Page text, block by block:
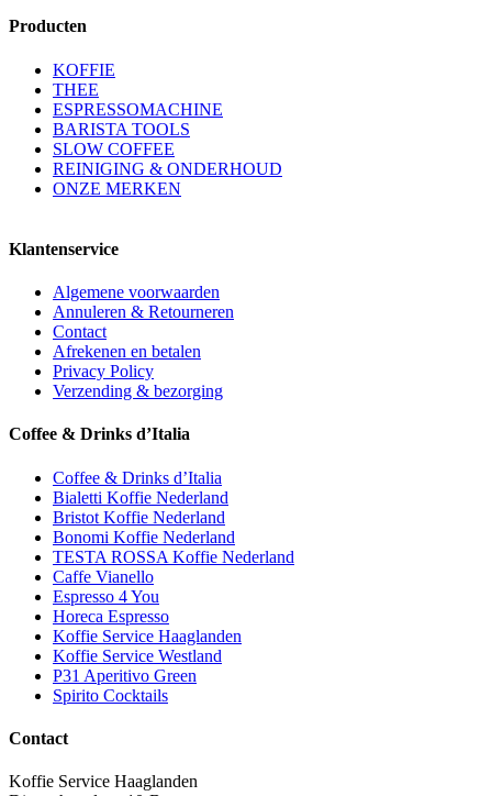
Producten
KOFFIE
THEE
ESPRESSOMACHINE
BARISTA TOOLS
SLOW COFFEE
REINIGING & ONDERHOUD
ONZE MERKEN
Klantenservice
Algemene voorwaarden
Annuleren & Retourneren
Contact
Afrekenen en betalen
Privacy Policy
Verzending & bezorging
Coffee & Drinks d’Italia
Coffee & Drinks d’Italia
Bialetti Koffie Nederland
Bristot Koffie Nederland
Bonomi Koffie Nederland
TESTA ROSSA Koffie Nederland
Caffe Vianello
Espresso 4 You
Horeca Espresso
Koffie Service Haaglanden
Koffie Service Westland
P31 Aperitivo Green
Spirito Cocktails
Contact
Koffie Service Haaglanden